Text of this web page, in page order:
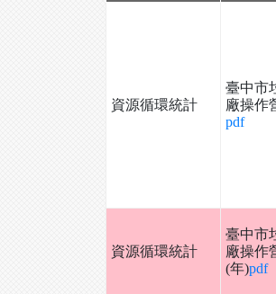
資源循環統計
臺中市
廠操作
pdf
資源循環統計
臺中市
廠操作
(年)pdf